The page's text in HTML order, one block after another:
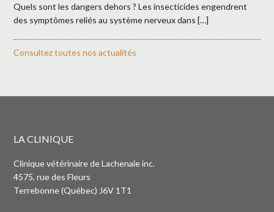
Quels sont les dangers dehors ? Les insecticides engendrent
des symptômes reliés au système nerveux dans […]
Consultez toutes nos actualités
LA CLINIQUE
Clinique vétérinaire de Lachenaie inc.
4575, rue des Fleurs
Terrebonne (Québec) J6V 1T1